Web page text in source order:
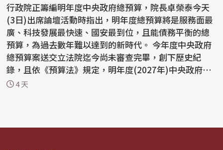
行政院正籌編明年度中央政府總預算，院長卓榮泰今天
(3日)出席論壇活動時指出，明年度總預算將是服務面最
廣、科技發展最快速、國安最到位，且能債務平衡的總
預算，為過去數年難以達到的新時代。 今年度中央政府
總預算案送交立法院迄今尚未審查完畢，創下歷史紀
錄，且依《預算法》規定，明年度(2027年)中央政府總
預算案...
4 天